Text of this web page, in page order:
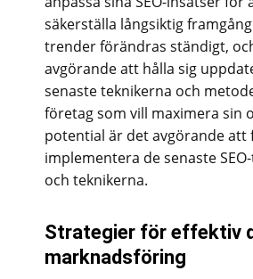
säkerställa långsiktig
trender förändras ständigt,
avgörande att hålla sig
senaste teknikerna och
företag som vill maximera sin
potential är det avgörande att
implementera de senaste
och teknikerna.
Strategier för effektiv
marknadsföring